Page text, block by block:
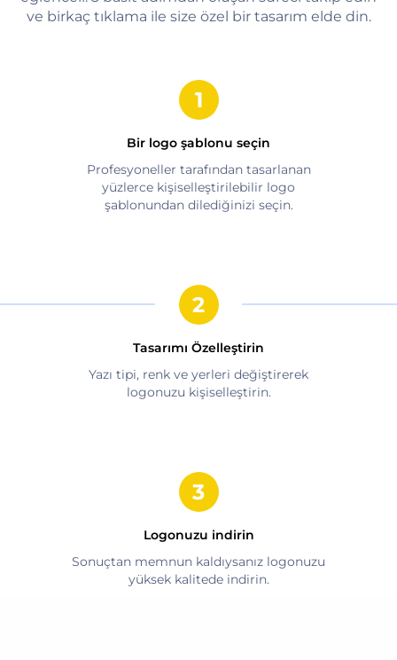
ve birkaç tıklama ile size özel bir tasarım elde din.
Bir logo şablonu seçin
Profesyoneller tarafından tasarlanan
yüzlerce kişiselleştirilebilir logo
şablonundan dilediğinizi seçin.
Tasarımı Özelleştirin
Yazı tipi, renk ve yerleri değiştirerek
logonuzu kişiselleştirin.
Logonuzu indirin
Sonuçtan memnun kaldıysanız logonuzu
yüksek kalitede indirin.